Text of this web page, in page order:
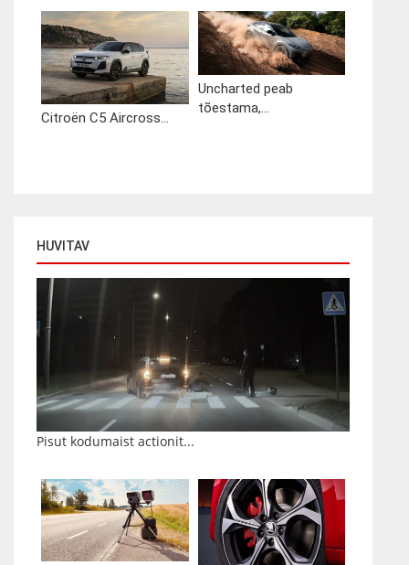
Citroën C5 Aircross...
Uncharted peab
tõestama,...
HUVITAV
Pisut kodumaist actionit...